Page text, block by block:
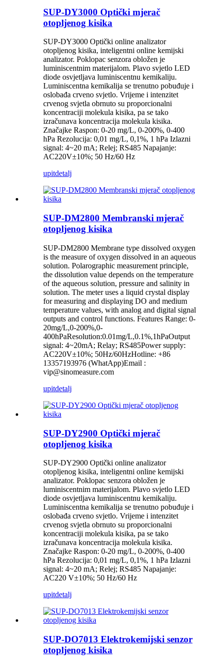
SUP-DY3000 Optički mjerač
otopljenog kisika
SUP-DY3000 Optički online analizator
otopljenog kisika, inteligentni online kemijski
analizator. Poklopac senzora obložen je
luminiscentnim materijalom. Plavo svjetlo LED
diode osvjetljava luminiscentnu kemikaliju.
Luminiscentna kemikalija se trenutno pobuđuje i
oslobađa crveno svjetlo. Vrijeme i intenzitet
crvenog svjetla obrnuto su proporcionalni
koncentraciji molekula kisika, pa se tako
izračunava koncentracija molekula kisika.
Značajke Raspon: 0-20 mg/L, 0-200%, 0-400
hPa Rezolucija: 0,01 mg/L, 0,1%, 1 hPa Izlazni
signal: 4~20 mA; Relej; RS485 Napajanje:
AC220V±10%; 50 Hz/60 Hz
upitdetalj
SUP-DM2800 Membranski mjerač
otopljenog kisika
SUP-DM2800 Membrane type dissolved oxygen
is the measure of oxygen dissolved in an aqueous
solution. Polarographic measurement principle,
the dissolution value depends on the temperature
of the aqueous solution, pressure and salinity in
solution. The meter uses a liquid crystal display
for measuring and displaying DO and medium
temperature values, with analog and digital signal
outputs and control functions. Features Range: 0-
20mg/L,0-200%,0-
400hPaResolution:0.01mg/L,0.1%,1hPaOutput
signal: 4~20mA; Relay; RS485Power supply:
AC220V±10%; 50Hz/60HzHotline: +86
13357193976 (WhatApp)Email :
vip@sinomeasure.com
upitdetalj
SUP-DY2900 Optički mjerač
otopljenog kisika
SUP-DY2900 Optički online analizator
otopljenog kisika, inteligentni online kemijski
analizator. Poklopac senzora obložen je
luminiscentnim materijalom. Plavo svjetlo LED
diode osvjetljava luminiscentnu kemikaliju.
Luminiscentna kemikalija se trenutno pobuđuje i
oslobađa crveno svjetlo. Vrijeme i intenzitet
crvenog svjetla obrnuto su proporcionalni
koncentraciji molekula kisika, pa se tako
izračunava koncentracija molekula kisika.
Značajke Raspon: 0-20 mg/L, 0-200%, 0-400
hPa Rezolucija: 0,01 mg/L, 0,1%, 1 hPa Izlazni
signal: 4~20 mA; Relej; RS485 Napajanje:
AC220 V±10%; 50 Hz/60 Hz
upitdetalj
SUP-DO7013 Elektrokemijski senzor
otopljenog kisika